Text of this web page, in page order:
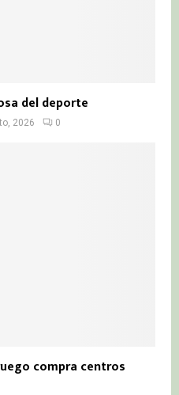
del deporte
2026 0
compra centros